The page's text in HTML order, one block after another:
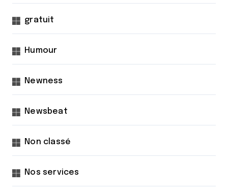
gratuit
Humour
Newness
Newsbeat
Non classé
Nos services